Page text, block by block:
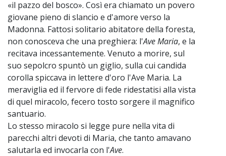
«il pazzo del bosco». Così era chiamato un povero
giovane pieno di slancio e d'amore verso la
Madonna. Fattosi solitario abitatore della foresta,
non conosceva che una preghiera: l'Ave Maria, e la
recitava incessantemente. Venuto a morire, sul
suo sepolcro spuntò un giglio, sulla cui candida
corolla spiccava in lettere d'oro l'Ave Maria. La
meraviglia ed il fervore di fede ridestatisi alla vista
di quel miracolo, fecero tosto sorgere il magnifico
santuario.
Lo stesso miracolo si legge pure nella vita di
parecchi altri devoti di Maria, che tanto amavano
salutarla ed invocarla con l'Ave.